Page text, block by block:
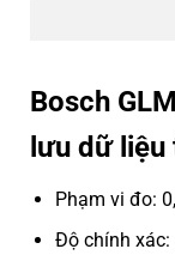
Bosch
lưu dữ
Phạm vi đo:
Độ chính xác: